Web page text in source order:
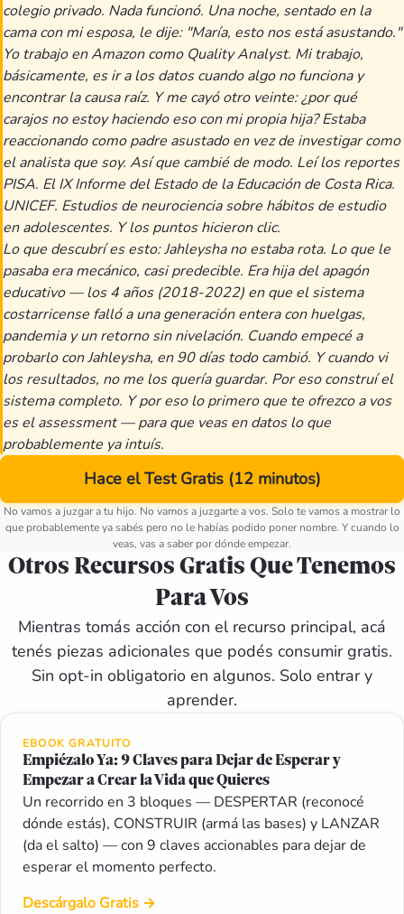
colegio privado. Nada funcionó. Una noche, sentado en la
cama con mi esposa, le dije: "María, esto nos está asustando."
Yo trabajo en Amazon como Quality Analyst. Mi trabajo,
básicamente, es ir a los datos cuando algo no funciona y
encontrar la causa raíz. Y me cayó otro veinte: ¿por qué
carajos no estoy haciendo eso con mi propia hija? Estaba
reaccionando como padre asustado en vez de investigar como
el analista que soy. Así que cambié de modo. Leí los reportes
PISA. El IX Informe del Estado de la Educación de Costa Rica.
UNICEF. Estudios de neurociencia sobre hábitos de estudio
en adolescentes. Y los puntos hicieron clic.
Lo que descubrí es esto: Jahleysha no estaba rota. Lo que le
pasaba era mecánico, casi predecible. Era hija del apagón
educativo — los 4 años (2018-2022) en que el sistema
costarricense falló a una generación entera con huelgas,
pandemia y un retorno sin nivelación. Cuando empecé a
probarlo con Jahleysha, en 90 días todo cambió. Y cuando vi
los resultados, no me los quería guardar. Por eso construí el
sistema completo. Y por eso lo primero que te ofrezco a vos
es el assessment — para que veas en datos lo que
probablemente ya intuís.
Hace el Test Gratis (12 minutos)
No vamos a juzgar a tu hijo. No vamos a juzgarte a vos. Solo te vamos a mostrar lo
que probablemente ya sabés pero no le habías podido poner nombre. Y cuando lo
veas, vas a saber por dónde empezar.
Otros Recursos Gratis Que Tenemos
Para Vos
Mientras tomás acción con el recurso principal, acá
tenés piezas adicionales que podés consumir gratis.
Sin opt-in obligatorio en algunos. Solo entrar y
aprender.
EBOOK GRATUITO
Empiézalo Ya: 9 Claves para Dejar de Esperar y
Empezar a Crear la Vida que Quieres
Un recorrido en 3 bloques — DESPERTAR (reconocé
dónde estás), CONSTRUIR (armá las bases) y LANZAR
(da el salto) — con 9 claves accionables para dejar de
esperar el momento perfecto.
Descárgalo Gratis →